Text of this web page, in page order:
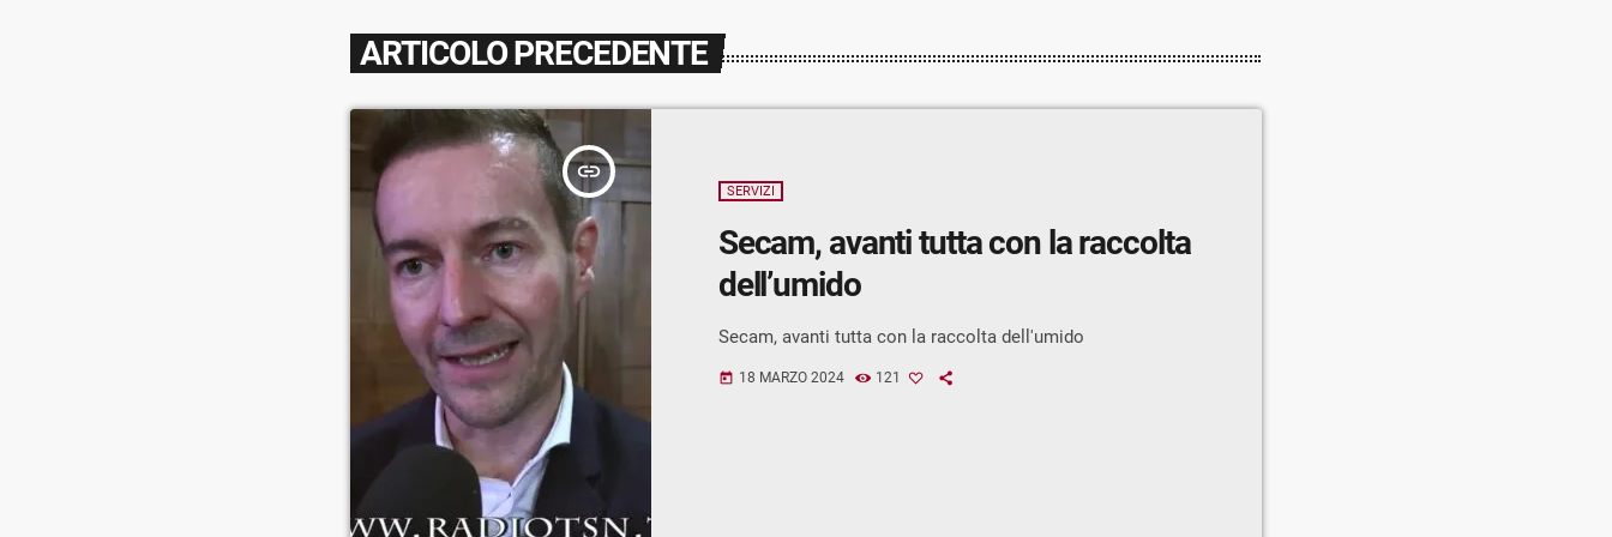
ARTICOLO PRECEDENTE
insert_link
SERVIZI
Secam, avanti tutta con la raccolta
dell’umido
Secam, avanti tutta con la raccolta dell'umido
today 18 MARZO 2024 121